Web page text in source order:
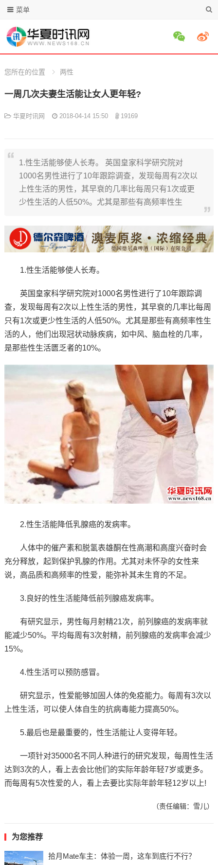
菜单
您所在的位置 两性
一周几次夫妻生活能让女人更年轻?
华夏时讯网 2018-04-14 15:50 19169
1.性生活能够使人长寿。 英国皇家科学研究院对
1000名男性进行了10年跟踪调查，发现每周有2次以
上性生活的男性，其早衰的几率比每周只有1次或更
少性生活的人低50%。尤其是那些有高频率性生
1.性生活能够使人长寿。
英国皇家科学研究院对1000名男性进行了10年跟踪调
查，发现每周有2次以上性生活的男性，其早衰的几率比每周
只有1次或更少性生活的人低50%。尤其是那些有高频率性生
活的人，他们出现冠状动脉疾病，如中风、脑血栓的几率，
是那些性生活匮乏者的10%。
2.性生活能降低乳腺癌的发病率。
人体中的催产素和脱氢表雄酮在性高潮和高度兴奋时会
充分释放，起到保护乳腺的作用。尤其对未怀孕的女性来
说，高品质和高频率的性爱，能弥补其未生育的不足。
3.良好的性生活能降低前列腺癌发病率。
有研究显示，男性每月射精21次，前列腺癌的发病率就
能减少50%。平均每周有3次射精，前列腺癌的发病率会减少
15%。
4.性生活可以预防感冒。
研究显示，性爱能够加固人体的免疫能力。每周有3次以
上性生活，可以使人体自生的抗病毒能力提高50%。
5.最后也是最重要的，性生活能让人变得年轻。
一项针对35000名不同人种进行的研究发现，每周性生活
达到3次的人，看上去会比他们的实际年龄年轻7岁或更多。
而每周有5次性爱的人，看上去要比实际年龄年轻12岁以上!
（责任编辑：雪儿）
为您推荐
拾月Mate车主：体验一周，这车到底行不行？